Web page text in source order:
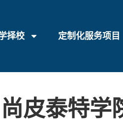
择校 定制化服务项目
皮泰特学